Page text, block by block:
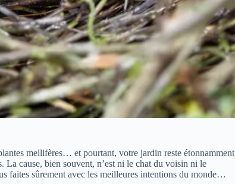
mellifères… et pourtant, votre jardin reste étonnamment
cause, bien souvent, n’est ni le chat du voisin ni le
faites sûrement avec les meilleures intentions du monde…